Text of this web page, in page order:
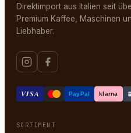
Direktimport aus Italien seit
Premium Kaffee, Maschinen
Liebhaber.
VISA PayPal klarna
SORTIMENT